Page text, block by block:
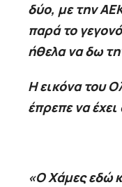
δύο, με την
παρά το
ήθελα να δω
Η εικόνα του
έπρεπε να
«Ο Χάμες εδώ